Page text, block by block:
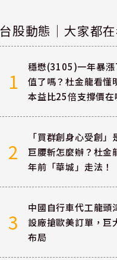
台股動態｜大家都
1
穩懋(3105)一年暴
值了嗎？杜金龍看懂
本益比25倍支撐價在
2
「買群創身心受創
巨腰斬怎麼辦？杜金
年前「華城」走法！
3
中國自行車代工龍
設廠搶歐美訂單，巨
布局